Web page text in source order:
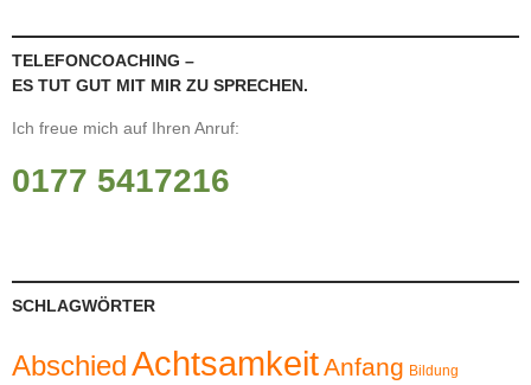
TELEFONCOACHING –
ES TUT GUT MIT MIR ZU SPRECHEN.
Ich freue mich auf Ihren Anruf:
0177 5417216
SCHLAGWÖRTER
AbschiedAchtsamkeitAnfang Bildung